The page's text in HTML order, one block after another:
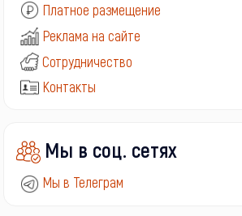
Платное размещение
Реклама на сайте
Сотрудничество
Контакты
Мы в соц. сетях
Мы в Телеграм